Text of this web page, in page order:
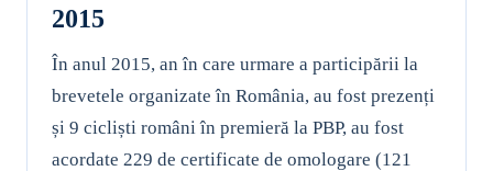
2015
În anul 2015, an în care urmare a participării la
brevetele organizate în România, au fost prezenți
și 9 cicliști români în premieră la PBP, au fost
acordate 229 de certificate de omologare (121